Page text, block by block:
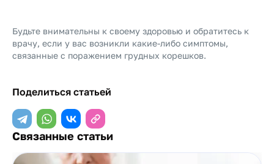
Будьте внимательны к своему здоровью и обратитесь к
врачу, если у вас возникли какие-либо симптомы,
связанные с поражением грудных корешков.
Поделиться статьей
Связанные статьи